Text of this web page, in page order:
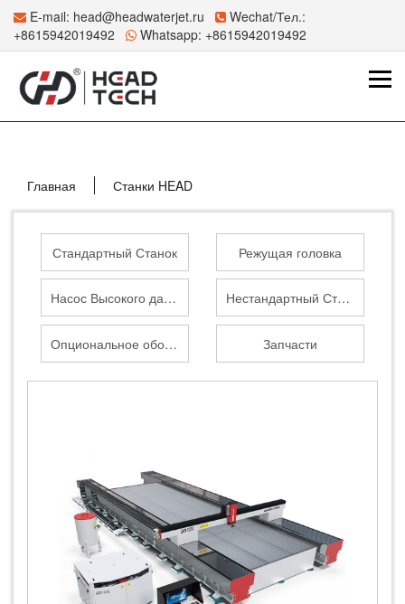
E-mail: head@headwaterjet.ru
Wechat/Тел.:
+8615942019492
Whatsapp: +8615942019492
Главная Станки HEAD
Стандартный Станок Режущая головка
Насос Высокого давления Нестандартный Станок
Опциональное оборудование Запчасти